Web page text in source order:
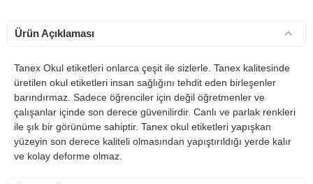
Ürün Açıklaması
Tanex Okul etiketleri onlarca çeşit ile sizlerle. Tanex kalitesinde
üretilen okul etiketleri insan sağlığını tehdit eden birleşenler
barındırmaz. Sadece öğrenciler için değil öğretmenler ve
çalışanlar içinde son derece güvenilirdir. Canlı ve parlak renkleri
ile şık bir görünüme sahiptir. Tanex okul etiketleri yapışkan
yüzeyin son derece kaliteli olmasından yapıştırıldığı yerde kalır
ve kolay deforme olmaz.